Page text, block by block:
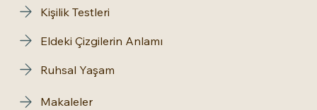
Makaleler
Kişilik Testleri
Eldeki Çizgilerin Anlamı
Ruhsal Yaşam